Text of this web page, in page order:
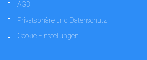
AGB
Privatsphäre und Datenschutz
Cookie Einstellungen